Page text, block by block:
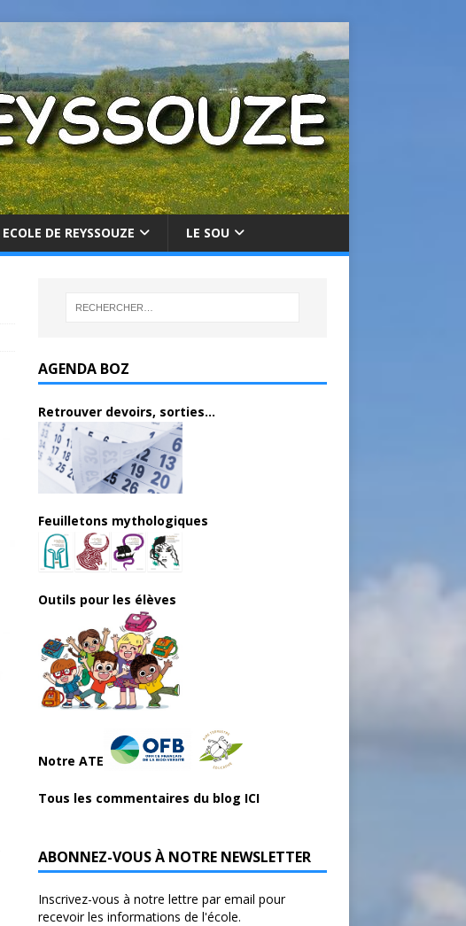
ECOLE DE REYSSOUZE LE SOU
AGENDA BOZ
Retrouver devoirs, sorties...
Feuilletons mythologiques
Outils pour les élèves
Notre ATE
Tous les commentaires du blog ICI
ABONNEZ-VOUS À NOTRE NEWSLETTER
Inscrivez-vous à notre lettre par email pour
recevoir les informations de l'école.